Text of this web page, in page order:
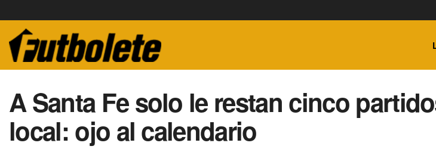
A Santa Fe solo le restan cinco
local: ojo al calendario